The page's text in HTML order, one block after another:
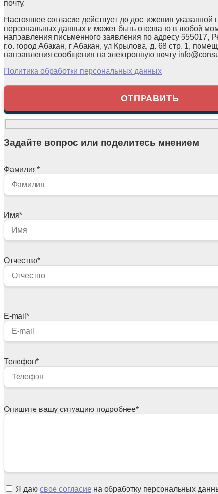
почту.
Настоящее согласие действует до достижения указанной
персональных данных и может быть отозвано в любой
направления письменного заявления по адресу 655017,
г.о. город Абакан, г Абакан, ул Крылова, д. 68 стр. 1,
направления сообщения на электронную почту
Политика обработки персональных данных
Задайте вопрос или поделитесь мнением
Фамилия*
Имя*
Отчество*
E-mail *
Телефон*
Опишите вашу ситуацию подробнее*
Я даю свое согласие на обработку персональных